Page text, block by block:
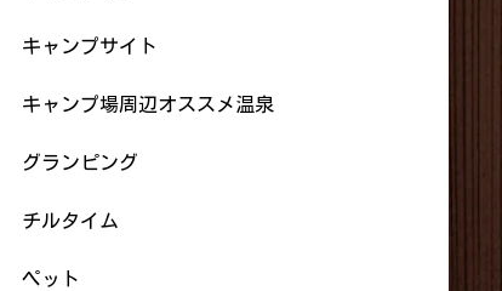
キャンプサイト
キャンプ場周辺オススメ温泉
グランピング
チルタイム
ペット